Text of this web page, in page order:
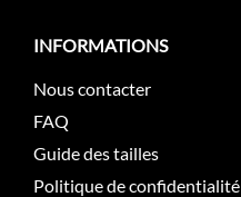
INFORMATIONS
Nous contacter
FAQ
Guide des tailles
Politique de confidentialité